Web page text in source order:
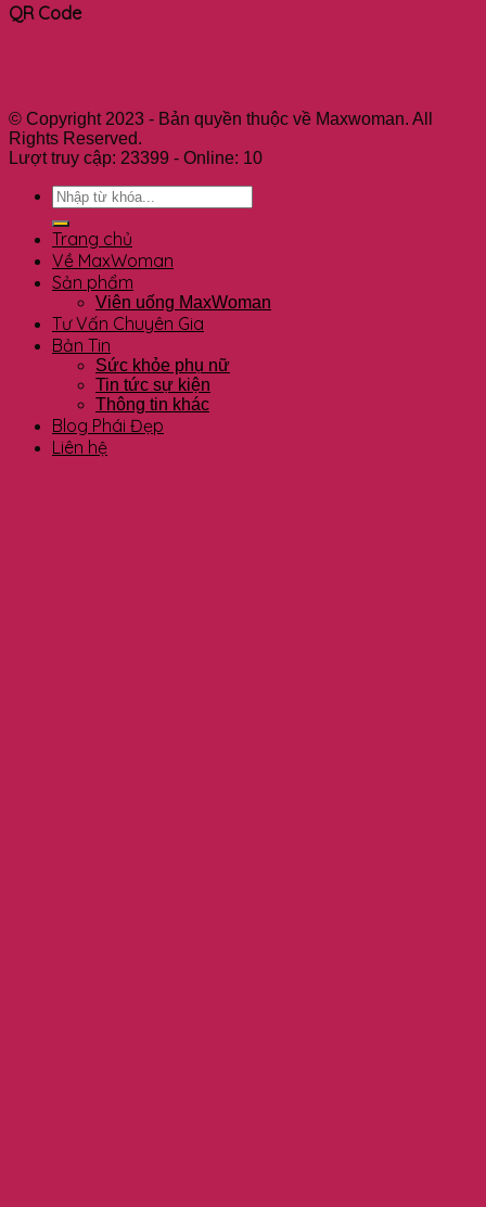
QR Code
© Copyright 2023 - Bản quyền thuộc về Maxwoman. All
Rights Reserved.
Lượt truy cập: 23399 - Online: 10
Trang chủ
Về MaxWoman
Sản phẩm
Viên uống MaxWoman
Tư Vấn Chuyên Gia
Bản Tin
Sức khỏe phụ nữ
Tin tức sự kiện
Thông tin khác
Blog Phái Đẹp
Liên hệ